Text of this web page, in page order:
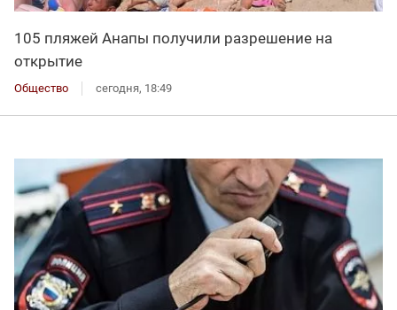
105 пляжей Анапы получили разрешение на
открытие
Общество сегодня, 18:49